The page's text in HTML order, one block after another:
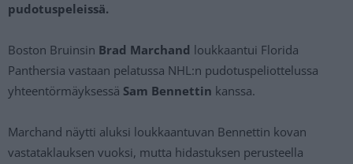
pudotuspeleissä.
Boston Bruinsin Brad Marchand loukkaantui Florida
Panthersia vastaan pelatussa NHL:n pudotuspeliottelussa
yhteentörmäyksessä Sam Bennettin kanssa.
Marchand näytti aluksi loukkaantuvan Bennettin kovan
vastataklauksen vuoksi, mutta hidastuksen perusteella